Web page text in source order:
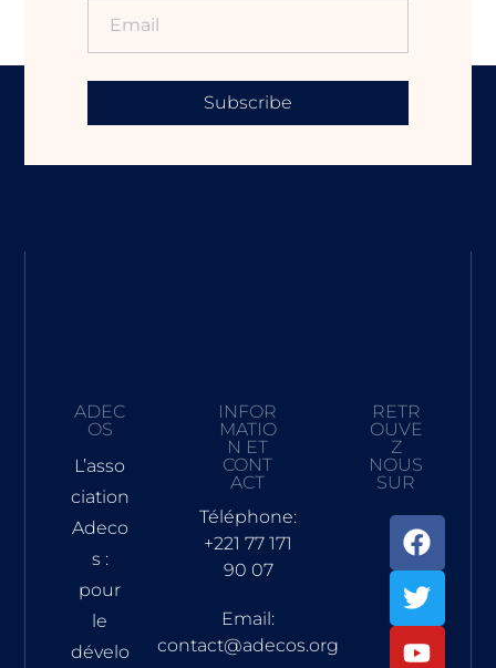
Subscribe
ADEC
OS
L’asso
ciation
Adeco
s :
pour
le
dévelo
INFOR
MATIO
N ET
CONT
ACT
Téléphone:
+221 77 171
90 07
Email:
contact@adecos.org
RETR
OUVE
Z
NOUS
SUR